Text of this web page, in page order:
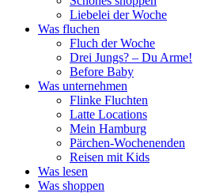
Liebelei der Woche
Was fluchen
Fluch der Woche
Drei Jungs? – Du Arme!
Before Baby
Was unternehmen
Flinke Fluchten
Latte Locations
Mein Hamburg
Pärchen-Wochenenden
Reisen mit Kids
Was lesen
Was shoppen